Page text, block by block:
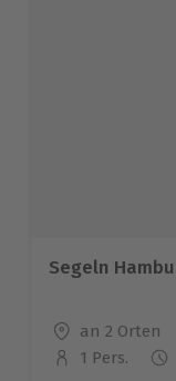
Segeln
Standort
an 2 Orten
Anzahl der
1 Pers.